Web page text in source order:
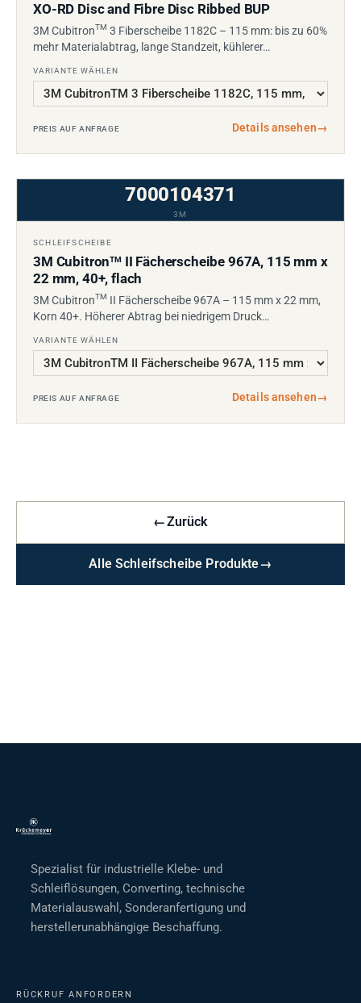
XO-RD Disc and Fibre Disc Ribbed BUP
3M CubitronTM 3 Fiberscheibe 1182C – 115 mm: bis zu 60%
mehr Materialabtrag, lange Standzeit, kühlerer…
VARIANTE WÄHLEN
PREIS AUF ANFRAGE Details ansehen→
7000104371
3M
SCHLEIFSCHEIBE
3M CubitronTMII Fächerscheibe 967A, 115 mm x
22 mm, 40+, flach
3M CubitronTM II Fächerscheibe 967A – 115 mm x 22 mm,
Korn 40+. Höherer Abtrag bei niedrigem Druck…
VARIANTE WÄHLEN
PREIS AUF ANFRAGE Details ansehen→
←Zurück
Alle Schleifscheibe Produkte→
Spezialist für industrielle Klebe- und
Schleiflösungen, Converting, technische
Materialauswahl, Sonderanfertigung und
herstellerunabhängige Beschaffung.
RÜCKRUF ANFORDERN